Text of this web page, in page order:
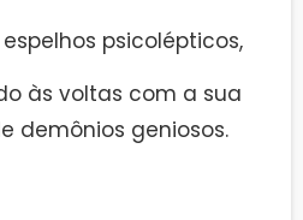
psicolépticos,
às voltas com a sua
demônios geniosos.